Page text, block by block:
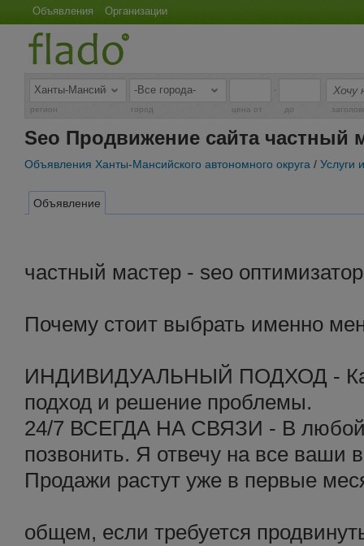
Объявления Организации
-
регион город цена от до
Seo Продвижение сайта частный
Объявления Ханты-Мансийского автономного округа / Услуги
Объявление
частный мастер - seo оптимизатор
Почему стоит выбрать именно
ИНДИВИДУАЛЬНЫЙ ПОДХОД -
подход и решение проблемы.
24/7 ВСЕГДА НА СВЯЗИ - В
позвонить. Я отвечу на все ваши
Продажи растут уже в первые
общем, если требуется